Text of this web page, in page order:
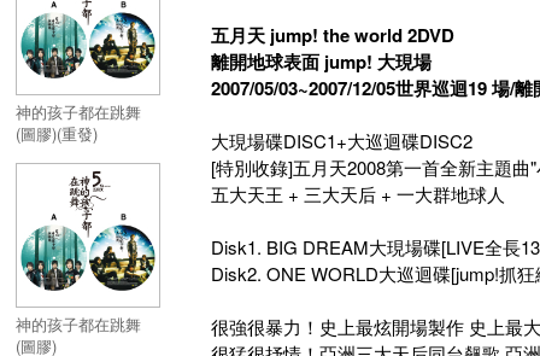
神的孩子都在跳舞
(圖膠)(重發)
神的孩子都在跳舞
(圖膠)
五月天 jump! the world 2DVD
離開地球表面 jump! 大現場
2007/05/03~2007/12/05世界巡迴19 場/
大現場碟DISC1+大巡迴碟DISC2
[特別收錄]五月天2008第一首全新主題曲
五大天王 + 三大天后 + 一大群地球人
Disk1. BIG DREAM大現場碟[LIVE全長
Disk2. ONE WORLD大巡迴碟[jump!抓
很強很暴力！史上最炫開場製作 史上最